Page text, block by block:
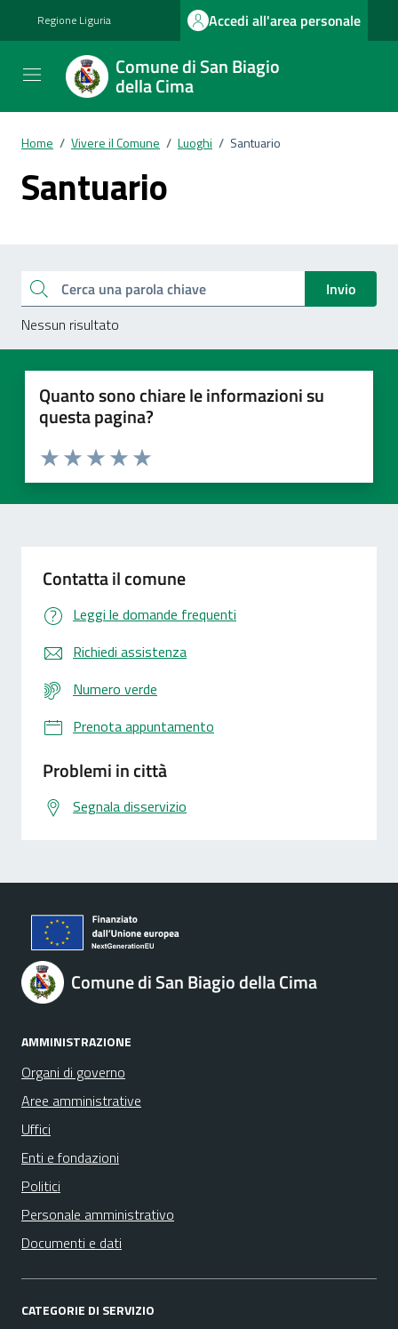
Regione Liguria Accedi all'area personale
Comune di San Biagio
della Cima
Home / Vivere il Comune / Luoghi / Santuario
Santuario
Esplora tutti i documenti
Cerca una parola chiave
Invio
Nessun risultato
Quanto sono chiare le informazioni su
questa pagina?
Valuta 5 stelle su 5
Valuta 4 stelle su 5
Valuta 3 stelle su 5
Valuta 2 stelle su 5
Valuta 1 stelle su 5
Contatta il comune
Leggi le domande frequenti
Richiedi assistenza
Numero verde
Prenota appuntamento
Problemi in città
Segnala disservizio
Comune di San Biagio della Cima
AMMINISTRAZIONE
Organi di governo
Aree amministrative
Uffici
Enti e fondazioni
Politici
Personale amministrativo
Documenti e dati
CATEGORIE DI SERVIZIO